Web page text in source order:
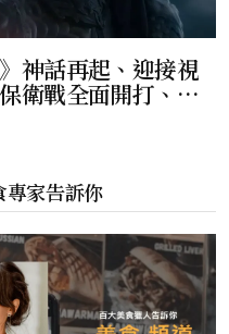
神話再起、迎接視
衛戰全面開打、震
專家告訴你